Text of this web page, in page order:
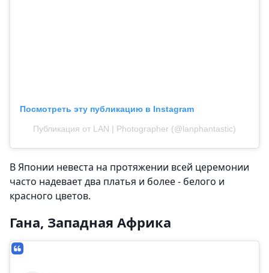
Посмотреть эту публикацию в Instagram
Публикация от LAN | Photographer (@lanphantastic)
В Японии невеста на протяжении всей церемонии
часто надевает два платья и более - белого и
красного цветов.
Гана, Западная Африка